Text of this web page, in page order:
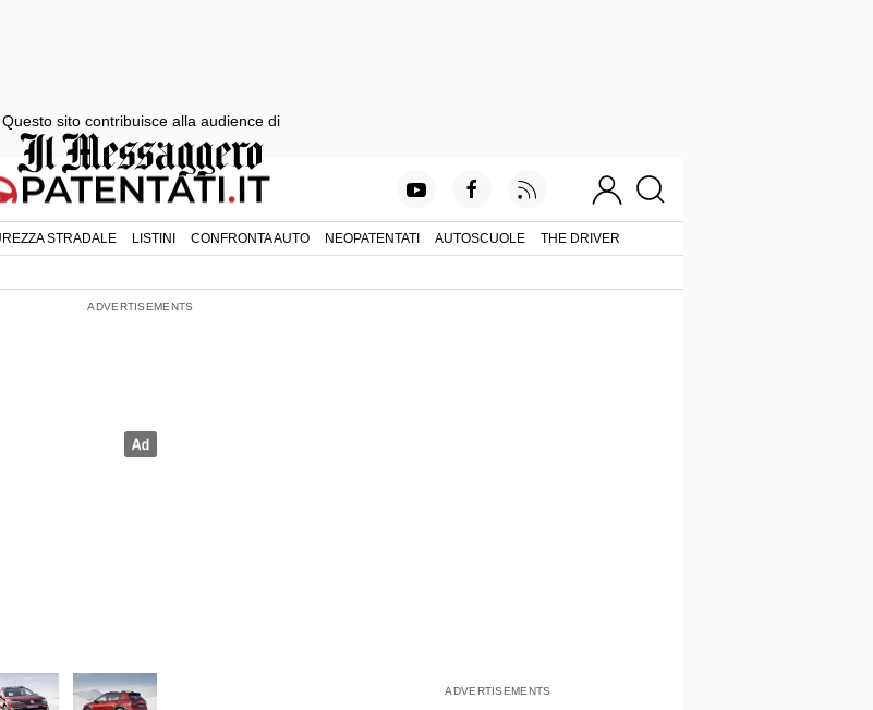
STRADALE LISTINI CONFRONTA AUTO NEOPATENTATI AUTOSCUOLE THE DRIVER
Questo sito contribuisce alla audience di